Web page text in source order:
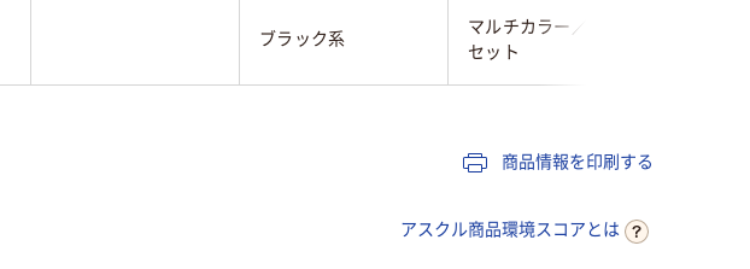
ブラック系
マルチカラー／多色
セット
商品情報を印刷する
アスクル商品環境スコアとは